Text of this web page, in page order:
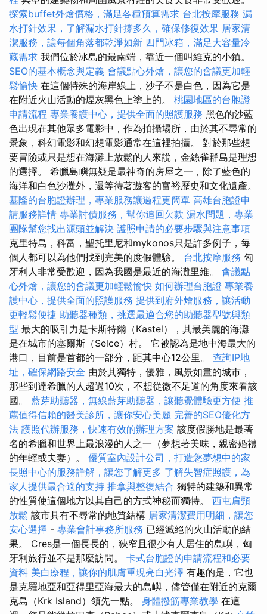
探索buffet外燴價格，滿足各種預算需求 台北按摩服務 漏
水打針效果，了解漏水打針撐多久，確保修復效果 居家清
潔服務，讓每個角落都乾淨如新 四門冰箱，滿足大容量冷
藏需求 我們位於冰島的最南端，靠近一個叫維克的小鎮。
SEO的基本概念與定義 會議點心外燴，讓您的會議更加輕
鬆愉快 在這個特殊的海岸線上，沙子不是白色，因為它是
在附近火山活動的煙灰黑色上塗上的。 桃園地區的台胞證
申請流程 專業養護中心，提供全面的照護服務 黑色的沙藍
色出現在其他眾多電影中，作為拍攝場所，由於其不尋常的
景象，科幻電影和幻想電影通常在這裡拍攝。 對於那些想
要冒險或只是想在海灘上放鬆的人來說，金絲雀群島是理想
的選擇。 希臘島嶼無疑是最神奇的房屋之一，除了藍色的
海洋和白色沙灘外，還等待著遊客的富裕歷史和文化遺產。
基隆的台胞證辦理，專業服務讓過程更簡單 高雄台胞證申
請服務詳情 專業討債服務，幫你追回欠款 漏水問題，專業
團隊幫您找出源頭並解決 護照申請的必要步驟與注意事項
克里特島，科富，聖托里尼和mykonos只是許多例子，每
個人都可以為他們找到完美的度假體驗。 台北按摩服務 匈
牙利人非常受歡迎，因為我國是最近的海灘里維。 會議點
心外燴，讓您的會議更加輕鬆愉快 如何辦理台胞證 專業養
護中心，提供全面的照護服務 提供到府外燴服務，讓活動
更輕鬆便捷 助聽器種類，挑選最適合您的助聽器型號與類
型 最大的吸引力是卡斯特爾（Kastel），其最美麗的海灘
是在城市的塞爾斯（Selce）村。 它被認為是地中海最大的
港口，目前是首都的一部分，距其中心12公里。 查詢IP地
址，確保網路安全 由於其獨特，優雅，風景如畫的城市，
那些到達希臘的人超過10次，不想從微不足道的角度來看該
國。 藍芽助聽器，無線藍芽助聽器，讓聽覺體驗更方便 推
薦值得信賴的醫美診所，讓你安心美麗 完善的SEO優化方
法 護照代辦服務，快速有效的辦理方案 該度假勝地是最著
名的希臘和世界上最浪漫的人之一（夢想著美味，親密婚禮
的年輕或夫妻）。 優質室內設計公司，打造您夢想中的家
長照中心的服務詳解，讓您了解更多 了解失智症照護，為
家人提供最合適的支持 推拿與整復結合 獨特的建築和異常
的性質使這個地方以其自己的方式神秘而獨特。 西屯肩頸
放鬆 該市具有不尋常的地質結構 居家清潔費用明細，讓您
安心選擇 - 專業會計事務所服務 已經滅絕的火山活動的結
果。 Cres是一個長長的，狹窄且很少有人居住的島嶼，匈
牙利旅行並不是那麼訪問。 卡式台胞證的申請流程和必要
資料 美白療程，讓你的肌膚重現亮白光澤 有趣的是，它也
是克羅地亞和亞得里亞海最大的島嶼，儘管僅在附近的克爾
克島（Krk Island）領先一點。 身體撥筋專業教學 在這